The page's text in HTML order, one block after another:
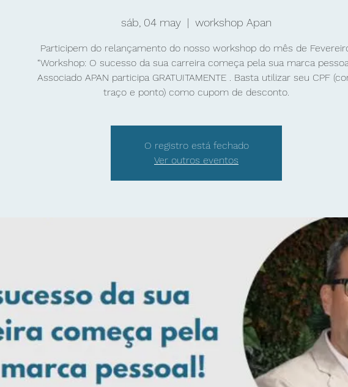
sáb, 04 may
  |
workshop Apan
Participem do relançamento do nosso workshop do mês de
“Workshop: O sucesso da sua carreira começa pela sua marca
Associado APAN participa GRATUITAMENTE . Basta utilizar seu CPF
O registro está fechado
Ver outros eventos